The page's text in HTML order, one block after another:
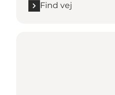
Find vej